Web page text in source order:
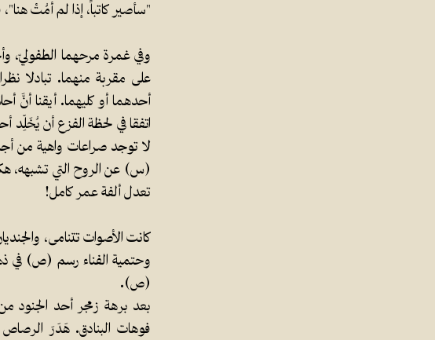
"سأصير كاتباً، إذا لم أمُتْ
وفي غمرة مرحهما الطفوليّ،
على مقربة منهما. تبادلا
أحدهما أو كليهما. أيقنا أنَّ
اتفقا في لحظة الفزع أن
لا توجد صراعات واهية من
(س) عن الروح التي تشبهه،
تعدل ألفة عمر كامل!
كانت الأصوات تتنامى،
وحتمية الفناء رسم (ص) في
(ص).
بعد برهة زمجر أحد الجنود
فوهات البنادق. هَدَرَ